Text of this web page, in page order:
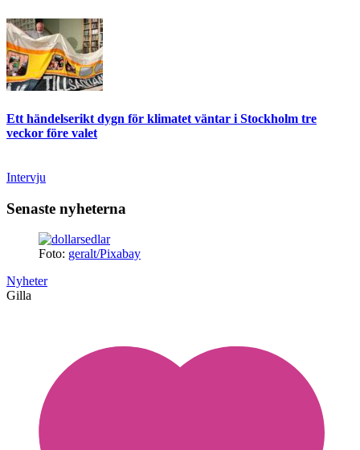
Ett händelserikt dygn för klimatet väntar i Stockholm tre
veckor före valet
Intervju
Senaste nyheterna
Foto: geralt/Pixabay
Nyheter
Gilla